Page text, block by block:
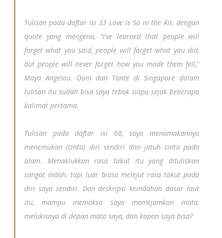
Tulisan pada daftar isi 33 Love is So in the Air, dengan
quote yang mengena, "I've learned that people will
forget what you said, people will forget what you did,
but people will never forget how you made them fell,"
Maya Angelou. Oom dan Tante di Singapore dalam
tulisan itu sudah bisa saya tebak siapa sejak beberapa
kalimat pertama.
Tulisan pada daftar isi 68, saya menamakannya
menemukan (cinta) diri sendiri dan jatuh cinta pada
alam. Menaklukkan rasa takut itu yang dituliskan
sangat indah, tapi luar biasa melejut rasa takut pada
diri saya sendiri. Dan deskripsi keindahan dasar laut
itu, mampu memaksa saya memejamkan mata,
melukisnya di depan mata saya, dan kapan saya bisa?